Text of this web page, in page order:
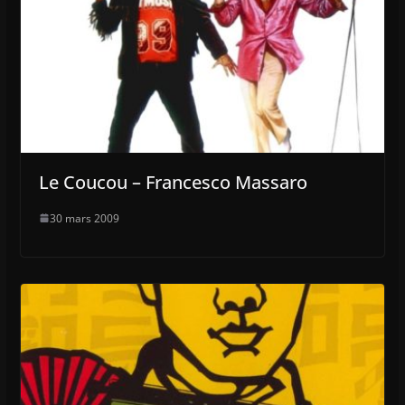
Le Coucou – Francesco Massaro
30 mars 2009